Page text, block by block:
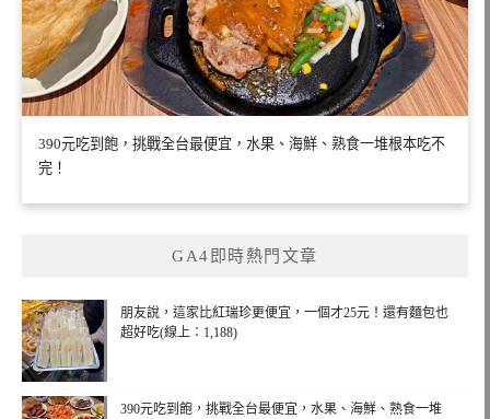
390元吃到飽，挑戰全台最便宜，水果、海鮮、熟食一堆根本吃不
完！
GA4即時熱門文章
朋友說，這家比紅瑞珍更便宜，一個才25元！還有麵包也
超好吃(線上：1,188)
390元吃到飽，挑戰全台最便宜，水果、海鮮、熟食一堆